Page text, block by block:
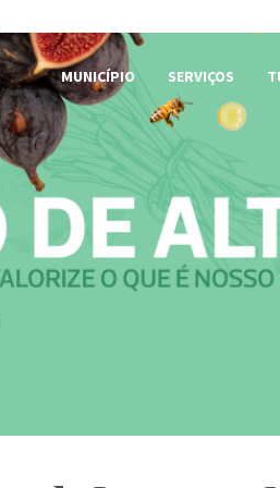
MUNICÍPIO
SERVIÇOS